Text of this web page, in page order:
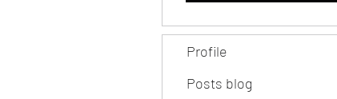
Profile
Posts blog